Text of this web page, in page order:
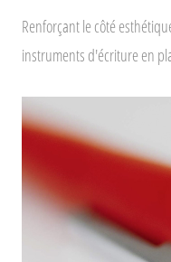
Renforçant le côté
instruments d'écriture en